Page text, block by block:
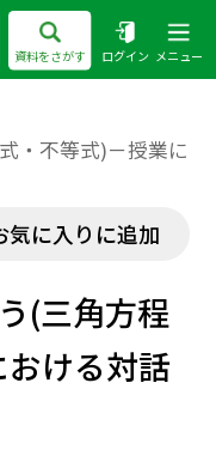
資料をさがす ログイン メニュー
・不等式)－授業に
気に入りに追加
(三角方程
ける対話